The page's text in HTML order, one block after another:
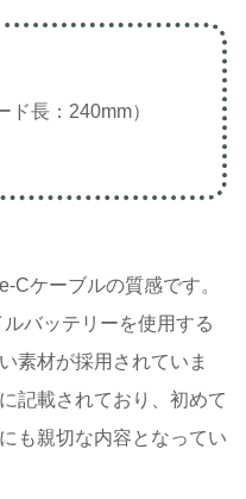
長：240mm）
Cケーブルの質感です。
バッテリーを使用する
素材が採用されていま
記載されており、初めて
も親切な内容となってい